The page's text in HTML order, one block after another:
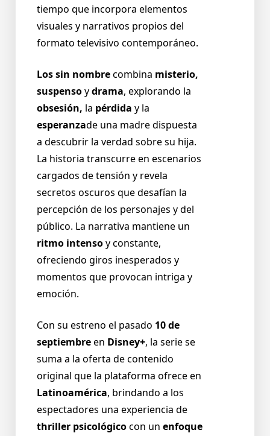
tiempo que incorpora elementos
visuales y narrativos propios del
formato televisivo contemporáneo.
Los sin nombrecombina misterio,
suspensoydrama, explorando la
obsesión, la pérdida y la
esperanzade una madre dispuesta
a descubrir la verdad sobre su hija.
La historia transcurre en escenarios
cargados de tensión y revela
secretos oscuros que desafían la
percepción de los personajes y del
público. La narrativa mantiene un
ritmo intensoy constante,
ofreciendo giros inesperados y
momentos que provocan intriga y
emoción.
Con su estreno el pasado 10 de
septiembreen Disney+, la serie se
suma a la oferta de contenido
original que la plataforma ofrece en
Latinoamérica, brindando a los
espectadores una experiencia de
thriller psicológicocon un enfoque